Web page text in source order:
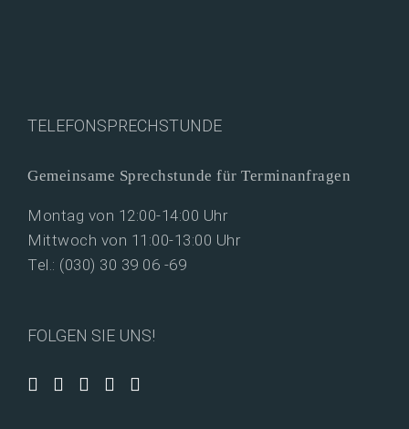
TELEFONSPRECHSTUNDE
Gemeinsame Sprechstunde für Terminanfragen
Montag von 12:00-14:00 Uhr
Mittwoch von 11:00-13:00 Uhr
Tel.: (030) 30 39 06 -69
FOLGEN SIE UNS!